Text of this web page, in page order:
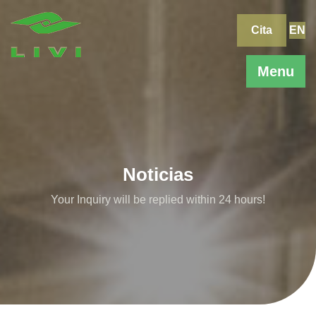
Menu
Cita EN
Noticias
Your Inquiry will be replied within 24 hours!